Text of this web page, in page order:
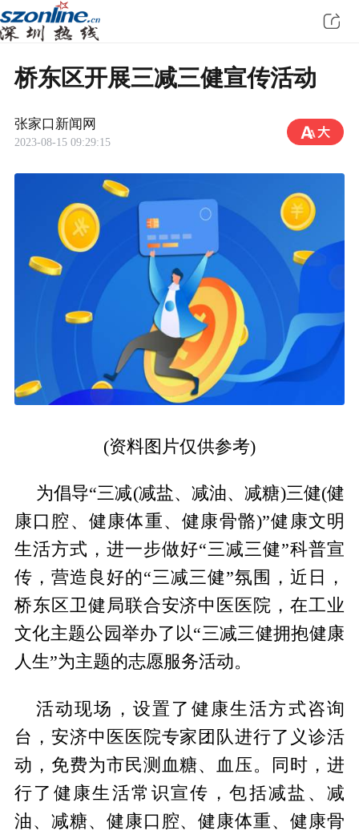
桥东区开展三减三健宣传活动
张家口新闻网
2023-08-15 09:29:15
(资料图片仅供参考)
为倡导“三减(减盐、减油、减糖)三健(健
康口腔、健康体重、健康骨骼)”健康文明
生活方式，进一步做好“三减三健”科普宣
传，营造良好的“三减三健”氛围，近日，
桥东区卫健局联合安济中医医院，在工业
文化主题公园举办了以“三减三健拥抱健康
人生”为主题的志愿服务活动。
活动现场，设置了健康生活方式咨询
台，安济中医医院专家团队进行了义诊活
动，免费为市民测血糖、血压。同时，进
行了健康生活常识宣传，包括减盐、减
油、减糖、健康口腔、健康体重、健康骨